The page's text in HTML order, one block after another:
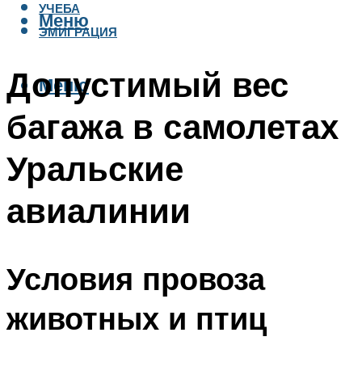
УЧЕБА
ЭМИГРАЦИЯ
Меню
Меню
Допустимый вес
багажа в самолетах
Уральские
авиалинии
Условия провоза
животных и птиц